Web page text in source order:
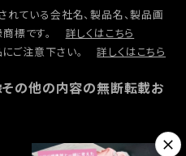
ている会社名、製品名、製品画
標です。
詳しくはこちら
ご注意下さい。
詳しくはこちら
の他の内容の無断転載お